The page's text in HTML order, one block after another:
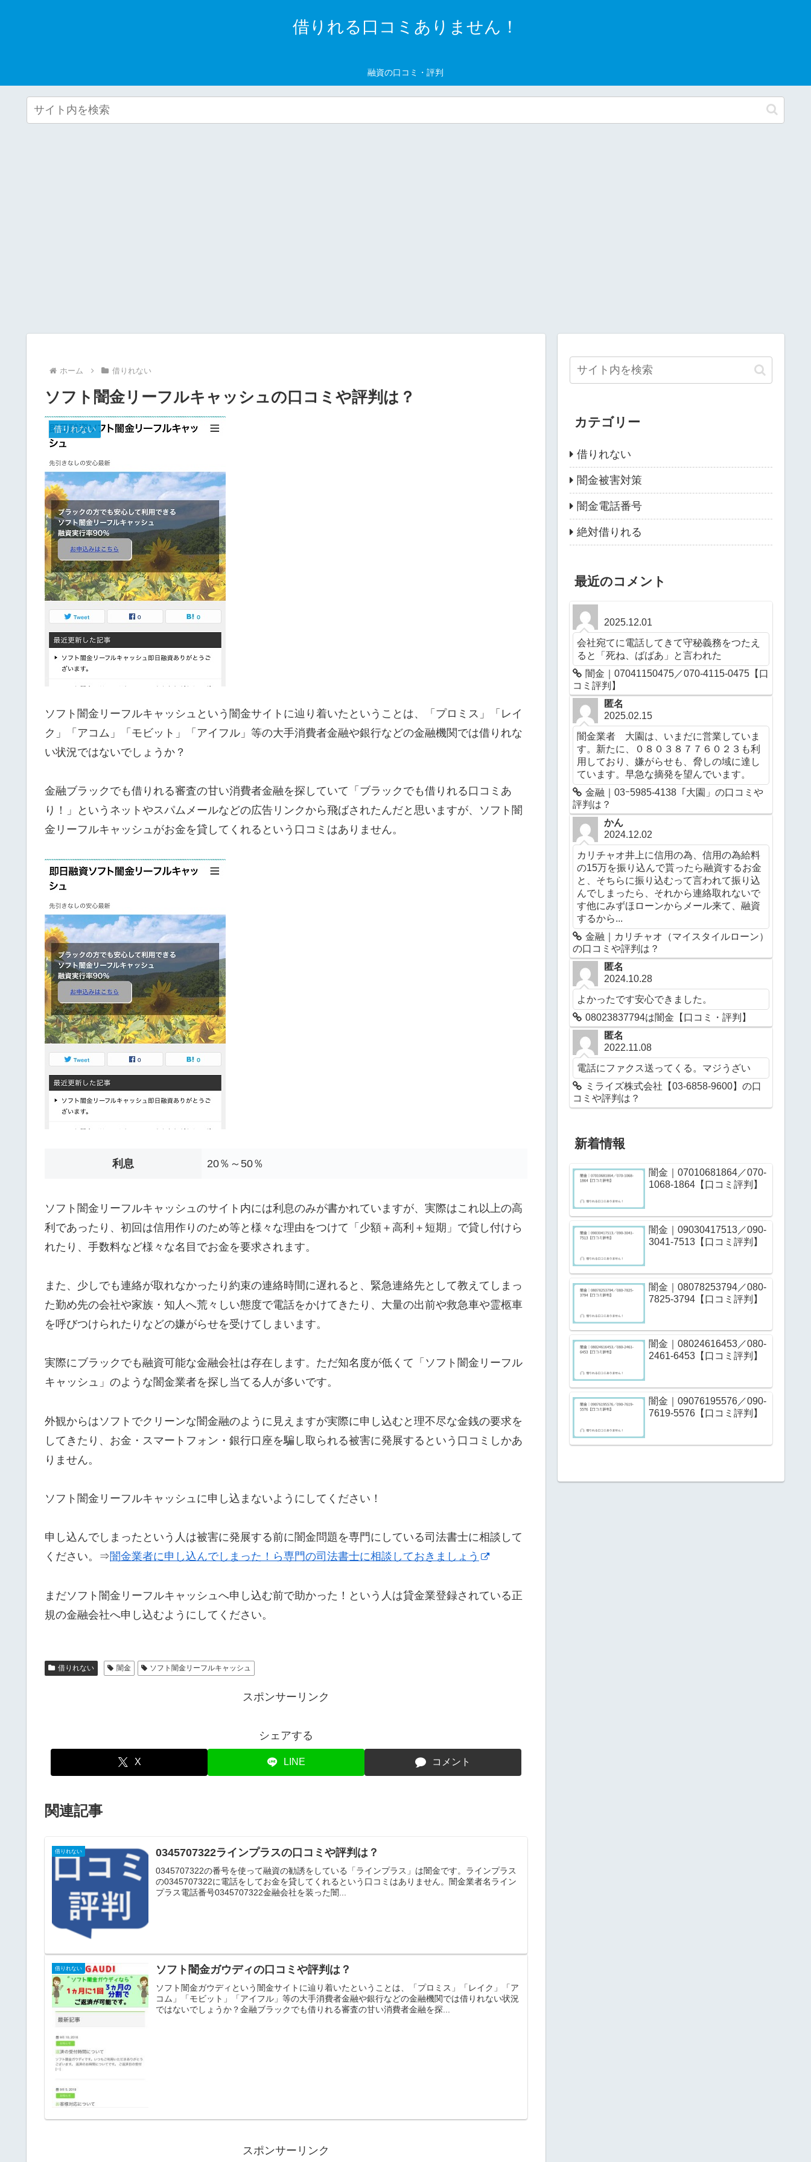
借りれる口コミありません！
融資の口コミ・評判
ホーム 借りれない
ソフト闇金リーフルキャッシュの口コミや評判は？
借りれない
ソフト闇金リーフルキャッシュという闇金サイトに辿り着いたということは、「プロミス」「レイ
ク」「アコム」「モビット」「アイフル」等の大手消費者金融や銀行などの金融機関では借りれな
い状況ではないでしょうか？
金融ブラックでも借りれる審査の甘い消費者金融を探していて「ブラックでも借りれる口コミあ
り！」というネットやスパムメールなどの広告リンクから飛ばされたんだと思いますが、ソフト闇
金リーフルキャッシュがお金を貸してくれるという口コミはありません。
利息 20％～50％
ソフト闇金リーフルキャッシュのサイト内には利息のみが書かれていますが、実際はこれ以上の高
利であったり、初回は信用作りのため等と様々な理由をつけて「少額＋高利＋短期」で貸し付けら
れたり、手数料など様々な名目でお金を要求されます。
また、少しでも連絡が取れなかったり約束の連絡時間に遅れると、緊急連絡先として教えてしまっ
た勤め先の会社や家族・知人へ荒々しい態度で電話をかけてきたり、大量の出前や救急車や霊柩車
を呼びつけられたりなどの嫌がらせを受けてしまいます。
実際にブラックでも融資可能な金融会社は存在します。ただ知名度が低くて「ソフト闇金リーフル
キャッシュ」のような闇金業者を探し当てる人が多いです。
外観からはソフトでクリーンな闇金融のように見えますが実際に申し込むと理不尽な金銭の要求を
してきたり、お金・スマートフォン・銀行口座を騙し取られる被害に発展するという口コミしかあ
りません。
ソフト闇金リーフルキャッシュに申し込まないようにしてください！
申し込んでしまったという人は被害に発展する前に闇金問題を専門にしている司法書士に相談して
ください。⇒闇金業者に申し込んでしまった！ら専門の司法書士に相談しておきましょう
まだソフト闇金リーフルキャッシュへ申し込む前で助かった！という人は貸金業登録されている正
規の金融会社へ申し込むようにしてください。
借りれない 闇金 ソフト闇金リーフルキャッシュ
スポンサーリンク
シェアする
X LINE コメント
関連記事
借りれない 0345707322ラインプラスの口コミや評判は？
0345707322の番号を使って融資の勧誘をしている「ラインプラス」は闇金です。ラインプラス
の0345707322に電話をしてお金を貸してくれるという口コミはありません。闇金業者名ライン
プラス電話番号0345707322金融会社を装った闇...
借りれない ソフト闇金ガウディの口コミや評判は？
ソフト闇金ガウディという闇金サイトに辿り着いたということは、「プロミス」「レイク」「ア
コム」「モビット」「アイフル」等の大手消費者金融や銀行などの金融機関では借りれない状況
ではないでしょうか？金融ブラックでも借りれる審査の甘い消費者金融を探...
スポンサーリンク
カテゴリー
借りれない
闇金被害対策
闇金電話番号
絶対借りれる
最近のコメント
2025.12.01
会社宛てに電話してきて守秘義務をつたえ
ると「死ね、ばばあ」と言われた
闇金｜07041150475／070-4115-0475【口
コミ評判】
匿名
2025.02.15
闇金業者 大園は、いまだに営業していま
す。新たに、０８０３８７７６０２３も利
用しており、嫌がらせも、脅しの域に達し
ています。早急な摘発を望んでいます。
金融｜03ｰ5985-4138「大園」の口コミや
評判は？
かん
2024.12.02
カリチャオ井上に信用の為、信用の為給料
の15万を振り込んで貰ったら融資するお金
と、そちらに振り込むって言われて振り込
んでしまったら、それから連絡取れないで
す他にみずほローンからメール来て、融資
するから...
金融｜カリチャオ（マイスタイルローン）
の口コミや評判は？
匿名
2024.10.28
よかったです安心できました。
08023837794は闇金【口コミ・評判】
匿名
2022.11.08
電話にファクス送ってくる。マジうざい
ミライズ株式会社【03-6858-9600】の口
コミや評判は？
新着情報
闇金｜07010681864／070-
1068-1864【口コミ評判】
闇金｜09030417513／090-
3041-7513【口コミ評判】
闇金｜08078253794／080-
7825-3794【口コミ評判】
闇金｜08024616453／080-
2461-6453【口コミ評判】
闇金｜09076195576／090-
7619-5576【口コミ評判】